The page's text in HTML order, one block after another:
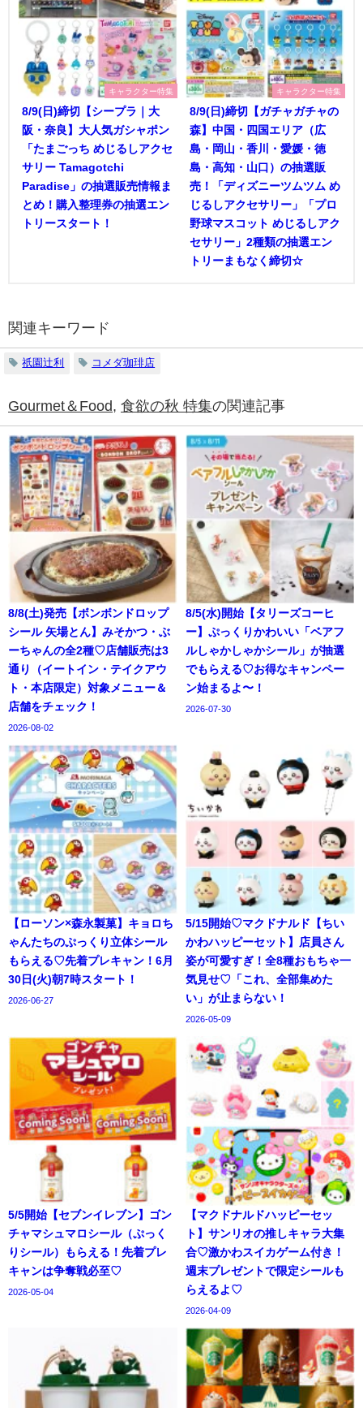
キャラクター特集
8/9(日)締切【シープラ｜大
阪・奈良】大人気ガシャポン
「たまごっち めじるしアクセ
サリー Tamagotchi
Paradise」の抽選販売情報ま
とめ！購入整理券の抽選エン
トリースタート！
キャラクター特集
8/9(日)締切【ガチャガチャの
森】中国・四国エリア（広
島・岡山・香川・愛媛・徳
島・高知・山口）の抽選販
売！「ディズニーツムツム め
じるしアクセサリー」「プロ
野球マスコット めじるしアク
セサリー」2種類の抽選エン
トリーまもなく締切☆
関連キーワード
祇園辻利 コメダ珈琲店
Gourmet＆Food, 食欲の秋 特集の関連記事
8/8(土)発売【ボンボンドロップ
シール 矢場とん】みそかつ・ぶ
ーちゃんの全2種♡店舗販売は3
通り（イートイン・テイクアウ
ト・本店限定）対象メニュー＆
店舗をチェック！
2026-08-02
8/5(水)開始【タリーズコーヒ
ー】ぷっくりかわいい「ベアフ
ルしゃかしゃかシール」が抽選
でもらえる♡お得なキャンペー
ン始まるよ〜！
2026-07-30
【ローソン×森永製菓】キョロち
ゃんたちのぷっくり立体シール
もらえる♡先着プレキャン！6月
30日(火)朝7時スタート！
2026-06-27
5/15開始♡マクドナルド【ちい
かわハッピーセット】店員さん
姿が可愛すぎ！全8種おもちゃ一
気見せ♡「これ、全部集めた
い」が止まらない！
2026-05-09
5/5開始【セブンイレブン】ゴン
チャマシュマロシール（ぷっく
りシール）もらえる！先着プレ
キャンは争奪戦必至♡
2026-05-04
【マクドナルドハッピーセッ
ト】サンリオの推しキャラ大集
合♡激かわスイカゲーム付き！
週末プレゼントで限定シールも
らえるよ♡
2026-04-09